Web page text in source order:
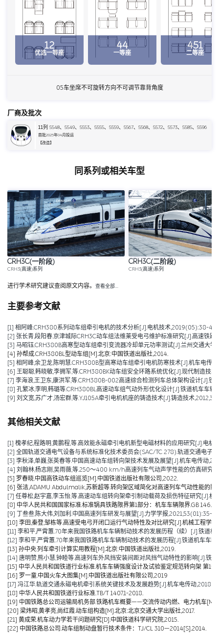
12
优选一等座
44
一等座
451
二等座
05车坐席不可旋转方向不可调节靠背角度
厂商及批次
11列 5548、5549、5553、5555、5559、5567、5568、5572、5573、5585、5596
首批2025年04月投运
【改造】
同系列或相关车型
CRH3C(一阶段)
CRH3(高速)系列
CRH3C(二阶段)
CRH3(高速)系列
进行学术研究建议查阅原文内容。 查看全部…
主要参考文献
[1] 相阿峰.CRH380系列动车组牵引电机的技术分析[J].电机技术,2019(05):38-43.
[2] 张长青,段阳春.京津城际CRH3C动车组法维莱受电弓维护标准研究[J].高速铁
[3] 马昭钰.CRH380B高寒型动车组牵引变流器冷却单元功率测试[J].兰州交通大
[4] 孙帮成.CRH380BL型动车组[M].北京:中国铁道出版社,2014.
[5] 相阿峰,余卫龙,陈明慧.CRH380B型高寒动车组牵引电机防寒技术[J].机车电传
[6] 王聪聪,韩晓敏,李拥军,等.CRH380BK动车组安全环路系统优化[J].现代制造技
[7] 李海浪,王卫东,康洪军,等.CRH380B-002高速综合检测列车总体架构设计[J].铁
[8] 孔繁冰,李明,韩璐等.CRH380BL高速动车组气动外形优化设计[J].铁道机车车辆
[9] 刘文宽,苏广才,汤宏群,等.YJ105A牵引电机机座的铸造技术[J].铸造技术
其他相关文献
[1] 槐孝纪,程路明,黄鹏程,等.高效能永磁牵引电机新型电磁材料的应用研究[J].电
[2] 全国轨道交通电气设备与系统标准化技术委员会(SAC/TC 278).轨道交通电
[3] 李秋泽,单巍,张英春等.中国高速动车组转向架技术发展及展望[J].机车电传动
[4] 刘翰林,杨志刚,吴雨薇,等.250～400 km/h高速列车气动声学性能的仿真研究
[5] 罗春晓.中国高铁动车组巡览[M].中国铁道出版社有限公司,2022.
[6] 张洁,ADAMU Abdulmalik,苏新超等.转向架区域简化对高速列车气动性能的
[7] 任尊松,赵宇嘉,李玉怡,等.高速动车组转向架牵引制动载荷及损伤特征研究[J].机
[8] 中华人民共和国国家标准.标准锅具铁路限界第1部分：机车车辆限界.GB
[9] 丁叁叁,陈大伟,刘加利.中国高速列车研发与展望[J].力学学报,2021,53(01):35-
[10] 李田,秦登,邹栋等.高速受电弓开闭口运行气动特性及对比研究[J].机械工程学
[11] 李和平,严霄蕙.70年来我国铁路机车车辆制动技术的发展历程（续）[J].铁道
[12] 李和平,严霄蕙.70年来我国铁路机车车辆制动技术的发展历程[J].铁道机车车
[13] 孙中央.列车牵引计算实用教程[M].北京:中国铁道出版社,2019.
[14] 唐明赞,熊小慧,钟睦等.高速列车外风挡安装间距对风挡气动特性的影响[J].铁
[15] 中华人民共和国铁道行业标准.机车车辆强度设计及试验鉴定规范转向架 第1
[16] 罗一童.中国火车大图集[M].中国铁道出版社有限公司,2019
[17] 冯江华.轨道交通永磁电机牵引系统关键技术及发展趋势[J].机车电传动
[18] 中华人民共和国铁道行业标准.TB/T 1407.1-2018.
[19] 中国铁路总公司运输局机务部.铁路机车概要——交流传动内燃、电力机车[M].
[20] 梁炜昭,黄孝亮,尚红霞.动车组构造[M].北京:北京交通大学出版社,2017.
[21] 黄成荣.机车动力学若干问题研究[D].中国铁道科学研究院,2015.
[22] 中国铁路总公司.动车组制动盘暂行技术条件：TJ/CL 310—2014[S].2014.